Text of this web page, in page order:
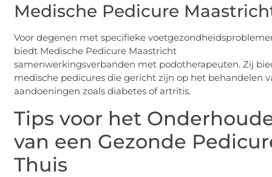
Medische Pedicure
Voor degenen met specifieke
biedt Medische Pedicure Maastricht
samenwerkingsverbanden met podotherapeuten. Zij
medische pedicures die gericht zijn op het behandelen
aandoeningen zoals diabetes of artritis.
Tips voor het
van een Gezonde
Thuis